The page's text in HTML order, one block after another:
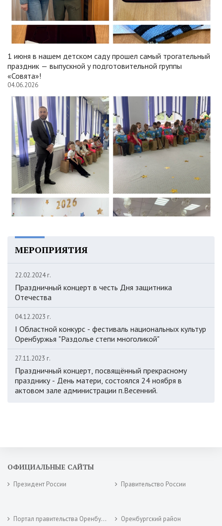
1 июня в нашем детском саду прошел самый трогательный
праздник — выпускной у подготовительной группы
«Совята»!
04.06.2026
МЕРОПРИЯТИЯ
22.02.2024 г.
Праздничный концерт в честь Дня защитника
Отечества
04.12.2023 г.
I Областной конкурс - фестиваль национальных культур
Оренбуржья "Раздолье степи многоликой"
27.11.2023 г.
Праздничный концерт, посвящённый прекрасному
празднику - День матери, состоялся 24 ноября в
актовом зале администрации п.Весенний.
ОФИЦИАЛЬНЫЕ САЙТЫ
Президент России Правительство России
Портал правительства Оренбургской области Оренбургский район